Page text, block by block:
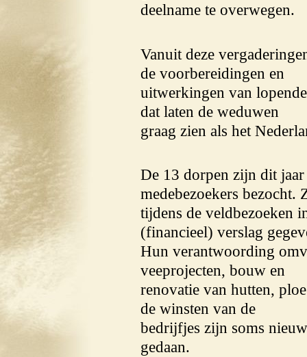
deelname te overwegen.
Vanuit deze
de voorbereidingen en
uitwerkingen van
dat laten de weduwen
graag zien als het
De 13 dorpen zijn dit
medebezoekers bezocht.
tijdens de veldbezoeken
(financieel) verslag
Hun verantwoording
veeprojecten, bouw en
renovatie van hutten,
de winsten van de
bedrijfjes zijn soms
gedaan.